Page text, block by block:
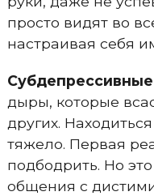
просто видят во
настраивая себя
дыры, которые
других.
тяжело. Первая
подбодрить. Но
общения с